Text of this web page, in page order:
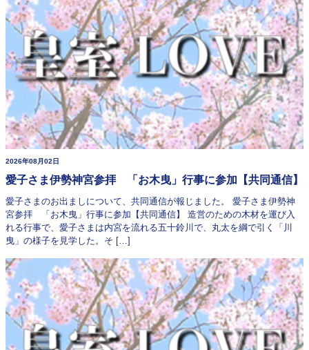
2026年08月02日
愛子さま伊勢神宮参拝 「お木曳」行事に参加【共同通信】
愛子さまのお出ましについて、共同通信が報じました。 愛子さま伊勢神
宮参拝 「お木曳」行事に参加【共同通信】 造営のための木材を運び入
れる行事で、愛子さまは内宮を流れる五十鈴川で、丸太を綱で引く「川
曳」の様子を見学した。そ […]